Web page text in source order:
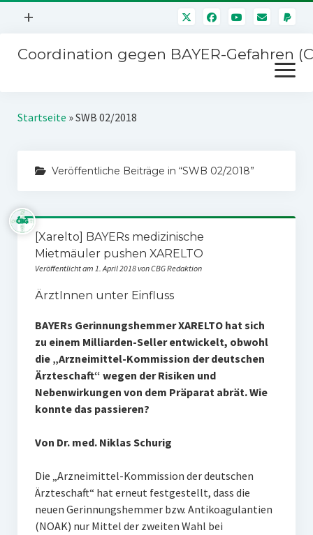
Menü
+
Mitmachen
Störfälle
Coordination gegen BAYER-Gefahren
Menü
öffnen
Kampagnen
Stichwort BAYER
SPENDEN
Startseite »SWB 02/2018
Veröffentliche Beiträge in “SWB 02/2018”
[Xarelto] BAYERs medizinische
Mietmäuler pushen XARELTO
Veröffentlicht am 1. April 2018 von CBG Redaktion
ÄrztInnen unter Einfluss
BAYERs Gerinnungshemmer XARELTO hat sich
zu einem Milliarden-Seller entwickelt, obwohl
die „Arzneimittel-Kommission der deutschen
Ärzteschaft“ wegen der Risiken und
Nebenwirkungen von dem Präparat abrät. Wie
konnte das passieren?
Von Dr. med. Niklas Schurig
Die „Arzneimittel-Kommission der deutschen
Ärzteschaft“ hat erneut festgestellt, dass die
neuen Gerinnungshemmer bzw. Antikoagulantien
(NOAK) nur Mittel der zweiten Wahl bei